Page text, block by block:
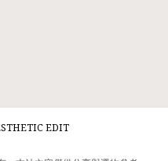
EDIT